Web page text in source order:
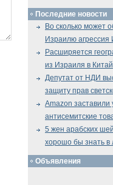
Последние новости
Во сколько может
Израилю агрессия
Расширяется
из Израиля в Китай
Депутат от НДИ
защиту прав
Amazon заставили
антисемитские
5 жен арабских
хорошо бы знать в
Объявления